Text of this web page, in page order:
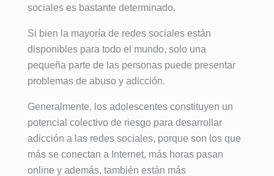
sociales es bastante determinado.
Si bien la mayoría de redes sociales están
disponibles para todo el mundo, solo una
pequeña parte de las personas puede presentar
problemas de abuso y adicción.
Generalmente, los adolescentes constituyen un
potencial colectivo de riesgo para desarrollar
adicción a las redes sociales, porque son los que
más se conectan a Internet, más horas pasan
online y además, también están más